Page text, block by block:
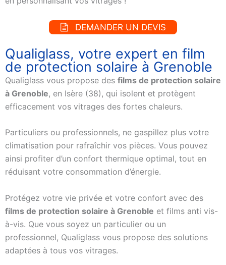
DEMANDER UN DEVIS
Qualiglass, votre expert en film
de protection solaire à Grenoble
Qualiglass vous propose des films de protection solaire
à Grenoble, en Isère (38), qui isolent et protègent
efficacement vos vitrages des fortes chaleurs.
Particuliers ou professionnels, ne gaspillez plus votre
climatisation pour rafraîchir vos pièces. Vous pouvez
ainsi profiter d’un confort thermique optimal, tout en
réduisant votre consommation d’énergie.
Protégez votre vie privée et votre confort avec des
films de protection solaire à Grenoble et films anti vis-
à-vis. Que vous soyez un particulier ou un
professionnel, Qualiglass vous propose des solutions
adaptées à tous vos vitrages.